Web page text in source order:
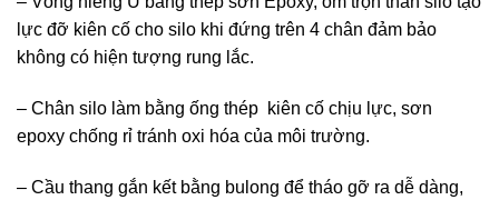
lực đỡ kiên cố cho silo khi đứng trên 4 chân đảm bảo
không có hiện tượng rung lắc.
– Chân silo làm bằng ống thép kiên cố chịu lực, sơn
epoxy chống rỉ tránh oxi hóa của môi trường.
– Cầu thang gắn kết bằng bulong để tháo gỡ ra dễ dàng,